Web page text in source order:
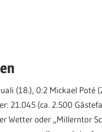
(18.), 0:2 Mickael Poté
21.045 (ca. 2.500
oder „Millerntor